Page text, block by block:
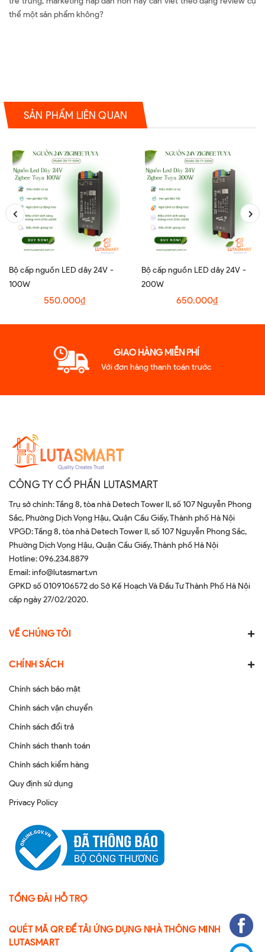
thể một sản phẩm không?
SẢN PHẨM LIÊN QUAN
Bộ cấp nguồn LED dây 24V -
100W
550.000₫
Bộ cấp nguồn LED dây 24V -
200W
650.000₫
GIAO HÀNG MIỄN PHÍ
Với đơn hàng thanh toán trước
CÔNG TY CỔ PHẦN LUTASMART
Trụ sở chính: Tầng 8, tòa nhà Detech Tower II, số 107 Nguyễn Phong
Sắc, Phường Dịch Vọng Hậu, Quận Cầu Giấy, Thành phố Hà Nội
VPGD: Tầng 8, tòa nhà Detech Tower II, số 107 Nguyễn Phong Sắc,
Phường Dịch Vọng Hậu, Quận Cầu Giấy, Thành phố Hà Nội
Hotline:096.234.8879
Email:info@lutasmart.vn
GPKD số 0109106572 do Sở Kế Hoạch Và Đầu Tư Thành Phố Hà Nội
cấp ngày 27/02/2020.
VỀ CHÚNG TÔI
CHÍNH SÁCH
Chính sách bảo mật
Chính sách vận chuyển
Chính sách đổi trả
Chính sách thanh toán
Chính sách kiểm hàng
Quy định sử dụng
Privacy Policy
TỔNG ĐÀI HỖ TRỢ
QUÉT MÃ QR ĐỂ TẢI ỨNG DỤNG NHÀ THÔNG MINH
LUTASMART